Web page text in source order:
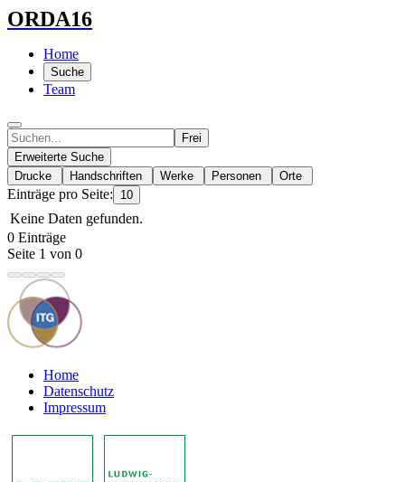
ORDA16
Home
Suche
Team
Frei
Erweiterte Suche
Drucke
Handschriften Werke Personen Orte
Einträge pro Seite: 10
Keine Daten gefunden.
0 Einträge
Seite 1 von 0
Home
Datenschutz
Impressum